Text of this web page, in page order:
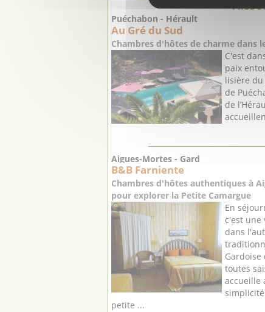
Puéchabon - Hérault
Au Gré du Sud
Chambres d'hôtes de charme dans
C'est
paix
lisière
de
de
Aigues-Mortes - Gard
B&B Farniente
Chambres d'hôtes authentiques à
pour explorer la Petite Camargue
En
c'est une
dans
toutes
accueille
petite ...